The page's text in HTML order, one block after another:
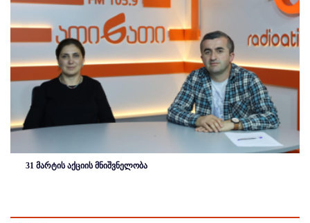
31 მარტის აქციის მნიშვნელობა